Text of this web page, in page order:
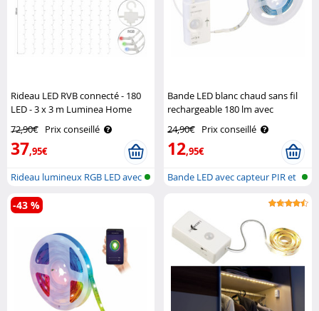
Rideau LED RVB connecté - 180
LED - 3 x 3 m Luminea Home
72,90€ Prix conseillé
37,95€
Rideau lumineux RGB LED avec
réseau..
Bande LED blanc chaud sans fil
rechargeable 180 lm avec
capteur PIR – 1 m Lunartec
24,90€ Prix conseillé
12,95€
Bande LED avec capteur PIR et
-43 %